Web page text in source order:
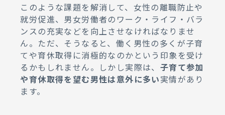
このような課題を解消して、女性の離職防止や
就労促進、男女労働者のワーク・ライフ・バラ
ンスの充実などを向上させなければなりませ
ん。ただ、そうなると、働く男性の多くが子育
てや育休取得に消極的なのかという印象を受け
るかもしれません。しかし実際は、 子育て参加
や育休取得を望む男性は意外に多い実情があり
ます。